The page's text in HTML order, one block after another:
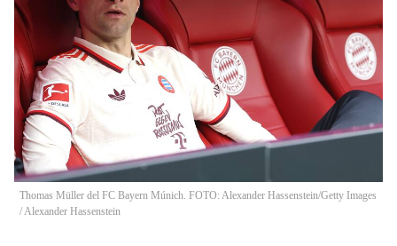
Thomas Müller del FC Bayern Múnich. FOTO: Alexander Hassenstein/Getty Images
/Alexander Hassenstein